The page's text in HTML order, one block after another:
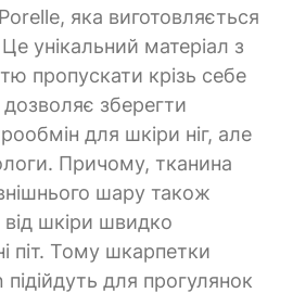
яка виготовляється
унікальний матеріал з
пропускати крізь себе
дозволяє зберегти
для шкіри ніг, але
Причому, тканина
шару також
шкіри швидко
піт. Тому шкарпетки
для прогулянок